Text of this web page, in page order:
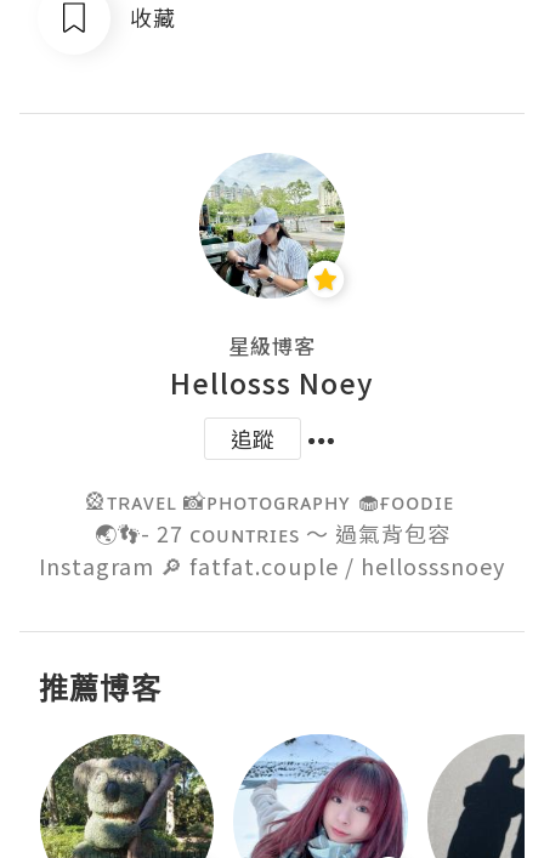
收藏
星級博客
Hellosss Noey
追蹤
🎡ᴛʀᴀᴠᴇʟ 📸ᴘʜᴏᴛᴏɢʀᴀᴘʜʏ 🧁ғᴏᴏᴅɪᴇ
🌏👣- 27 ᴄᴏᴜɴᴛʀɪᴇs ～ 過氣背包容
Instagram 🔎 fatfat.couple / hellosssnoey
推薦博客